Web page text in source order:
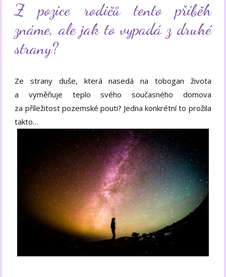
Z pozice rodičů tento příběh
známe, ale jak to vypadá z druhé
strany?
Ze strany duše, která nasedá na tobogan života
a vyměňuje teplo svého současného domova
za příležitost pozemské pouti? Jedna konkrétní to prožila
takto…